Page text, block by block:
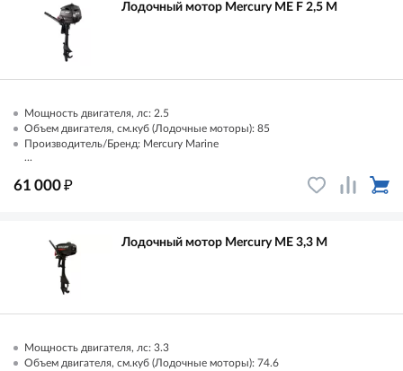
Лодочный мотор Mercury ME F 2,5 M
Мощность двигателя, лс: 2.5
Объем двигателя, см.куб (Лодочные моторы): 85
Производитель/Бренд: Mercury Marine
...
61 000₽
Лодочный мотор Mercury ME 3,3 M
Мощность двигателя, лс: 3.3
Объем двигателя, см.куб (Лодочные моторы): 74.6